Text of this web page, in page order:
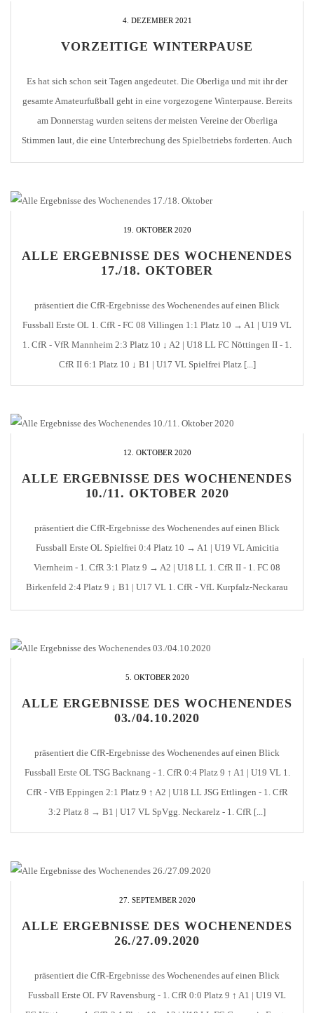
4. DEZEMBER 2021
VORZEITIGE WINTERPAUSE
Es hat sich schon seit Tagen angedeutet. Die Oberliga und mit ihr der
gesamte Amateurfußball geht in eine vorgezogene Winterpause. Bereits
am Donnerstag wurden seitens der meisten Vereine der Oberliga
Stimmen laut, die eine Unterbrechung des Spielbetriebs forderten. Auch
19. OKTOBER 2020
ALLE ERGEBNISSE DES WOCHENENDES
17./18. OKTOBER
präsentiert die CfR-Ergebnisse des Wochenendes auf einen Blick
Fussball Erste OL 1. CfR - FC 08 Villingen 1:1 Platz 10 → A1 | U19 VL
1. CfR - VfR Mannheim 2:3 Platz 10 ↓ A2 | U18 LL FC Nöttingen II - 1.
CfR II 6:1 Platz 10 ↓ B1 | U17 VL Spielfrei Platz [...]
12. OKTOBER 2020
ALLE ERGEBNISSE DES WOCHENENDES
10./11. OKTOBER 2020
präsentiert die CfR-Ergebnisse des Wochenendes auf einen Blick
Fussball Erste OL Spielfrei 0:4 Platz 10 → A1 | U19 VL Amicitia
Viernheim - 1. CfR 3:1 Platz 9 → A2 | U18 LL 1. CfR II - 1. FC 08
Birkenfeld 2:4 Platz 9 ↓ B1 | U17 VL 1. CfR - VfL Kurpfalz-Neckarau
5. OKTOBER 2020
ALLE ERGEBNISSE DES WOCHENENDES
03./04.10.2020
präsentiert die CfR-Ergebnisse des Wochenendes auf einen Blick
Fussball Erste OL TSG Backnang - 1. CfR 0:4 Platz 9 ↑ A1 | U19 VL 1.
CfR - VfB Eppingen 2:1 Platz 9 ↑ A2 | U18 LL JSG Ettlingen - 1. CfR
3:2 Platz 8 → B1 | U17 VL SpVgg. Neckarelz - 1. CfR [...]
27. SEPTEMBER 2020
ALLE ERGEBNISSE DES WOCHENENDES
26./27.09.2020
präsentiert die CfR-Ergebnisse des Wochenendes auf einen Blick
Fussball Erste OL FV Ravensburg - 1. CfR 0:0 Platz 9 ↑ A1 | U19 VL